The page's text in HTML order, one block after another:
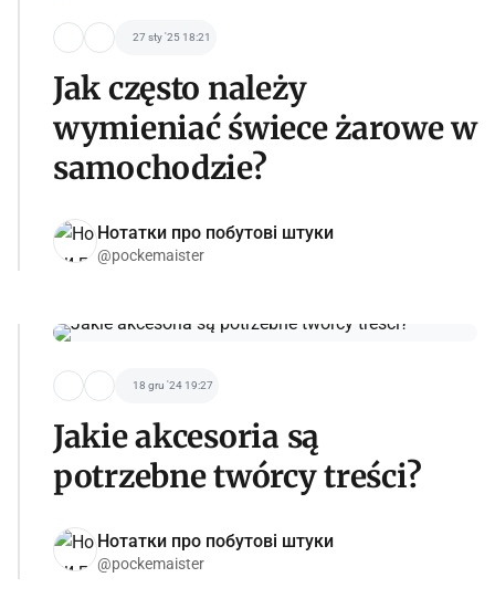
27 sty '25 18:21
Jak często należy
wymieniać świece żarowe w
samochodzie?
Нотатки про побутові штуки
@pockemaister
18 gru '24 19:27
Jakie akcesoria są
potrzebne twórcy treści?
Нотатки про побутові штуки
@pockemaister